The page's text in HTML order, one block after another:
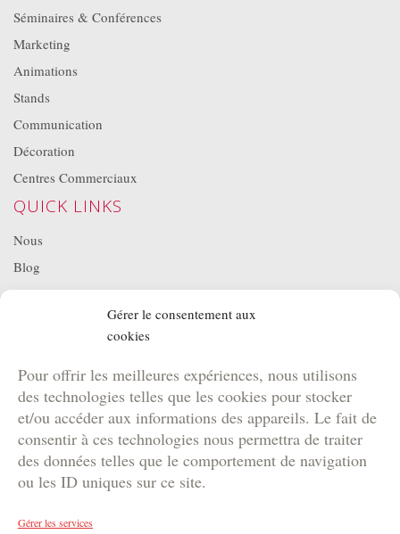
Gérer le consentement aux
cookies
Pour offrir les meilleures expériences, nous utilisons
des technologies telles que les cookies pour stocker
et/ou accéder aux informations des appareils. Le fait de
consentir à ces technologies nous permettra de traiter
des données telles que le comportement de navigation
ou les ID uniques sur ce site.
Gérer les services
Séminaires & Conférences
Marketing
Animations
Stands
Communication
Décoration
Centres Commerciaux
QUICK LINKS
Nous
Blog
Projets
Location de matériel
NOS BROCHURES
Brochure Team Building
Brochure Outdoor
Brochure Agence
Brochure Kids